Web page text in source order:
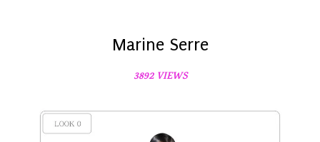
Marine Serre
3892 VIEWS